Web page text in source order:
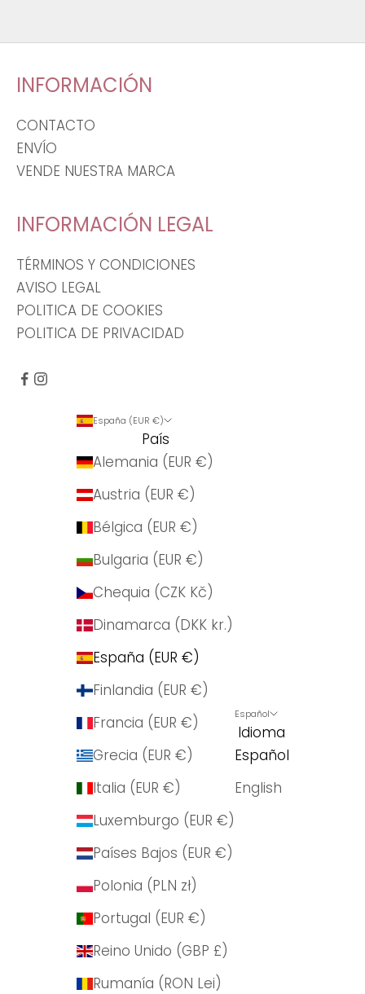
INFORMACIÓN
CONTACTO
ENVÍO
VENDE NUESTRA MARCA
INFORMACIÓN LEGAL
TÉRMINOS Y CONDICIONES
AVISO LEGAL
POLITICA DE COOKIES
POLITICA DE PRIVACIDAD
España (EUR €)
País
Alemania (EUR €)
Austria (EUR €)
Bélgica (EUR €)
Bulgaria (EUR €)
Chequia (CZK Kč)
Dinamarca (DKK kr.)
España (EUR €)
Finlandia (EUR €)
Francia (EUR €)
Grecia (EUR €)
Italia (EUR €)
Luxemburgo (EUR €)
Países Bajos (EUR €)
Polonia (PLN zł)
Portugal (EUR €)
Reino Unido (GBP £)
Rumanía (RON Lei)
Español
Idioma
Español
English